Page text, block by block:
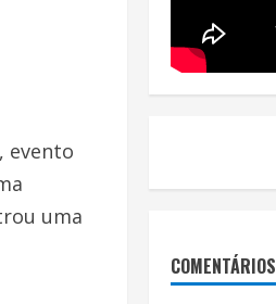
evento
uma
COMENTÁRIOS